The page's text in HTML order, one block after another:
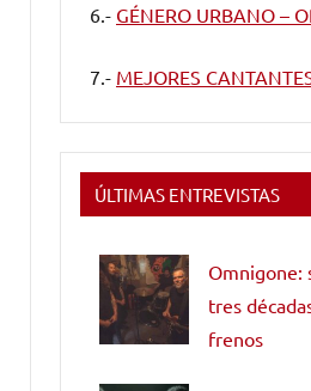
6.- GÉNERO URBANO –
7.- MEJORES
ÚLTIMAS ENTREVISTAS
Omnigone:
tres
frenos